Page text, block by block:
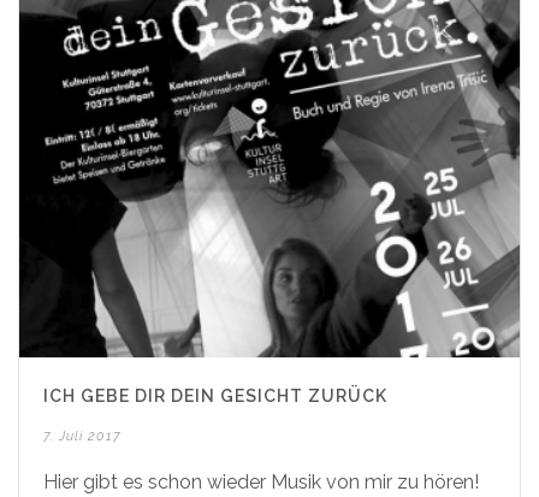
ICH GEBE DIR DEIN GESICHT ZURÜCK
7. Juli 2017
Hier gibt es schon wieder Musik von mir zu hören!